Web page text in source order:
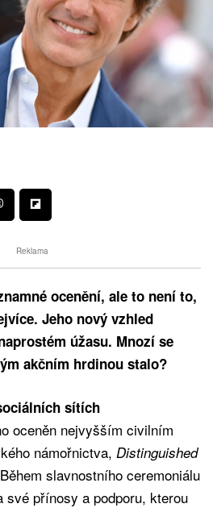
Reklama
ocenění, ale to není to,
Jeho nový vzhled
úžasu. Mnozí se
akčním hrdinou stalo?
sítích
oceněn nejvyšším civilním
námořnictva, Distinguished
slavnostního ceremoniálu
své přínosy a podporu, kterou